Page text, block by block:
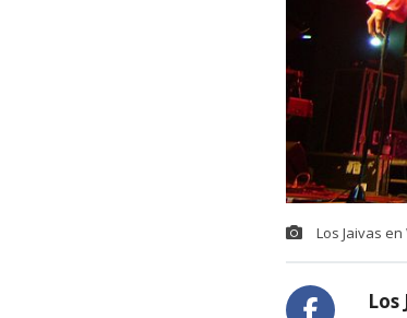
Los Jaivas